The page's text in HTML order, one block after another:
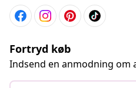
Fortryd køb
Indsend en anmodning om